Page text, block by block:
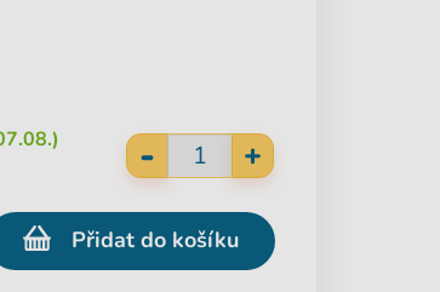
- +
Přidat do košíku